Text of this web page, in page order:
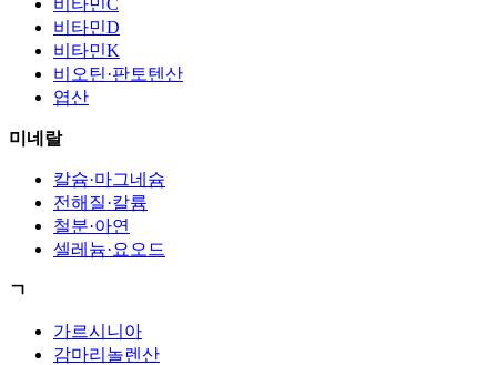
비타민D
비타민K
비오틴·판토텐산
엽산
미네랄
칼슘·마그네슘
전해질·칼륨
철분·아연
셀레늄·요오드
ㄱ
가르시니아
감마리놀렌산